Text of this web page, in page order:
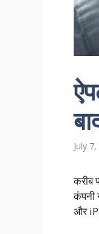
July
करीब
कंपनी
और